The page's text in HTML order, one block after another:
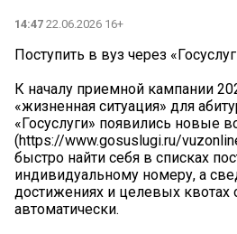
14:47 22.06.2026 16+
Поступить в вуз через
К началу приемной кампании
«жизненная ситуация» для
«Госуслуги» появились новые
(https://www.gosuslugi.ru/
быстро найти себя в списках
индивидуальному номеру, а
достижениях и целевых квотах
автоматически.